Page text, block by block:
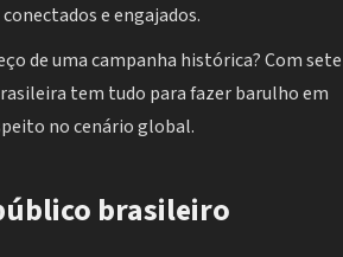
e engajados.
de uma campanha histórica? Com sete
tem tudo para fazer barulho em
no cenário global.
brasileiro